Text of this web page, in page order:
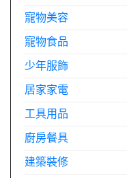
寵物美容
寵物食品
少年服飾
居家家電
工具用品
廚房餐具
建築裝修